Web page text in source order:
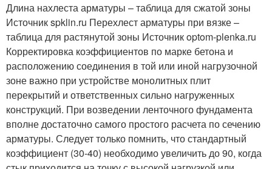
Длина нахлеста арматуры – таблица для сжатой зоны
Источник spklin.ru Перехлест арматуры при вязке –
таблица для растянутой зоны Источник optom-plenka.ru
Корректировка коэффициентов по марке бетона и
расположению соединения в той или иной нагрузочной
зоне важно при устройстве монолитных плит
перекрытий и ответственных сильно нагруженных
конструкций. При возведении ленточного фундамента
вполне достаточно самого простого расчета по сечению
арматуры. Следует только помнить, что стандартный
коэффициент (30-40) необходимо увеличить до 90, когда